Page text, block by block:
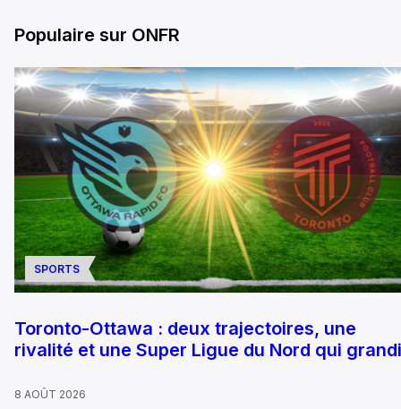
Populaire sur ONFR
SPORTS
Toronto-Ottawa : deux trajectoires, une
rivalité et une Super Ligue du Nord qui
8 AOÛT 2026